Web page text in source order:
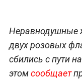
Неравнодушные
двух розовых
сбились с пути
этомсообщает